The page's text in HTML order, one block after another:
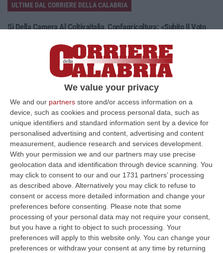
We value your privacy
We and our partners store and/or access information on a
device, such as cookies and process personal data, such as
unique identifiers and standard information sent by a device for
personalised advertising and content, advertising and content
measurement, audience research and services development.
With your permission we and our partners may use precise
geolocation data and identification through device scanning. You
may click to consent to our and our 1731 partners’ processing
as described above. Alternatively you may click to refuse to
consent or access more detailed information and change your
preferences before consenting.
Please note that some
processing of your personal data may not require your consent,
but you have a right to object to such processing. Your
preferences will apply to this website only. You can change your
preferences or withdraw your consent at any time by returning
ULTIME DAL CORRIERE DELLA CALABRIA
Sì Della Camera Al Coltivaitalia, Confagricoltura: «Subito Il Voto
“Confagricoltura commenta positivamente l’approvazione alla Camera
del disegno di legge Coltivaitalia. «Grazie all’impegno del ministro, Fra…
06 Agosto, 12:49
Deceduto
“CASTROVILLARI Ha continuato a percepire per sette anni la pensione di
anzianità del padre deceduto nel 2019, usufruendone mensilmente e sot…
06 Agosto, 12:13
Appalti Pubblici Gestiti Da Una Struttura “ombra” Tra Sicilia E
Reggio Calabria: 12 Misure Cautelari – NOMI
“REGGIO CALABRIA Una struttura aziendale “ombra”, diretta occultamente
da un imprenditore condannato in via definitiva per concorso esterno…
06 Agosto, 11:55
Reggio Calabria, Due Poliziotti Fuori Servizio Salvano Una Donna
Colta Da Un Malore In Spiaggia